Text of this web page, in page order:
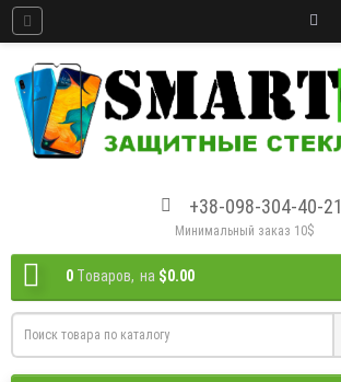
+38-098-304-40-21
Минимальный заказ 10$
0 Tоваров, на $0.00